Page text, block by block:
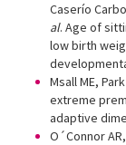
Caserío
al. Age of
low birth
Msall ME,
extreme
adaptive
O´Connor